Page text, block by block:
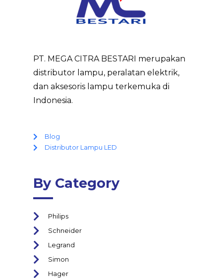
PT. MEGA CITRA BESTARI merupakan
distributor lampu, peralatan elektrik,
dan aksesoris lampu terkemuka di
Indonesia.
Blog
Distributor Lampu LED
By Category
Philips
Schneider
Legrand
Simon
Hager